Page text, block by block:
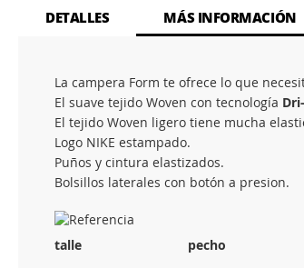
DETALLES
La campera Form te ofrece lo que
El suave tejido Woven con tecnología
El tejido Woven ligero tiene mucha
Logo NIKE estampado.
Puños y cintura elastizados.
Bolsillos laterales con botón a presion.
talle pecho
MÁS INFORMACIÓN